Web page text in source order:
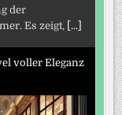
der
Es zeigt, [...]
voller Eleganz